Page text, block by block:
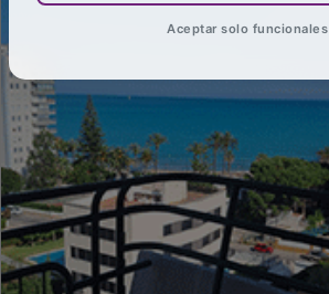
Aceptar solo funcionales